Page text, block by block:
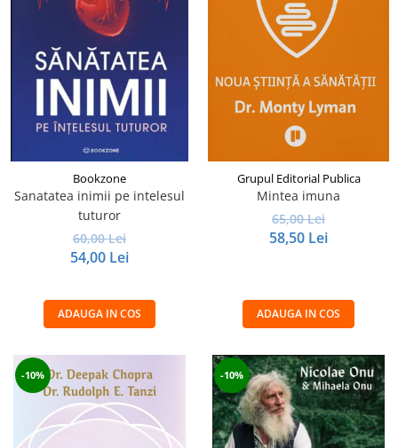
Bookzone
Sanatatea inimii pe intelesul
tuturor
60,00 Lei
54,00 Lei
ADAUGA IN COS
Grupul Editorial Publica
Mintea imuna
65,00 Lei
58,50 Lei
ADAUGA IN COS
-10% -10%